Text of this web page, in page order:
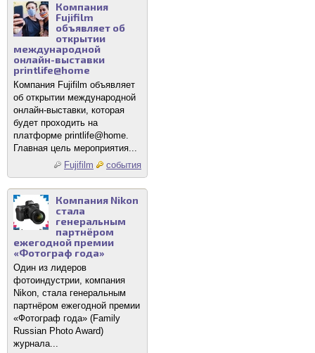
Компания
Fujifilm
объявляет об
открытии
международной
онлайн-выставки
printlife@home
Компания Fujifilm объявляет
об открытии международной
онлайн-выставки, которая
будет проходить на
платформе printlife@home.
Главная цель мероприятия...
Fujifilm
события
Компания Nikon
стала
генеральным
партнёром
ежегодной премии
«Фотограф года»
Один из лидеров
фотоиндустрии, компания
Nikon, стала генеральным
партнёром ежегодной премии
«Фотограф года» (Family
Russian Photo Award)
журнала...